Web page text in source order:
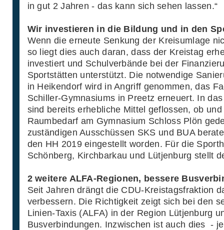
in gut 2 Jahren - das kann sich sehen lassen.“
Wir investieren in die Bildung und in den
Wenn die erneute Senkung der Kreisumlage
so liegt dies auch daran, dass der Kreistag
investiert und Schulverbände bei der
Sportstätten unterstützt. Die notwendige
in Heikendorf wird in Angriff genommen, das
Schiller-Gymnasiums in Preetz erneuert. In
sind bereits erhebliche Mittel geflossen, ob
Raumbedarf am Gymnasium Schloss Plön
zuständigen Ausschüssen SKS und BUA
den HH 2019 eingestellt worden. Für die
Schönberg, Kirchbarkau und Lütjenburg stellt
2 weitere ALFA-Regionen, bessere
Seit Jahren drängt die CDU-Kreistagsfraktion
verbessern. Die Richtigkeit zeigt sich bei den
Linien-Taxis (ALFA) in der Region Lütjenburg
Busverbindungen. Inzwischen ist auch dies -